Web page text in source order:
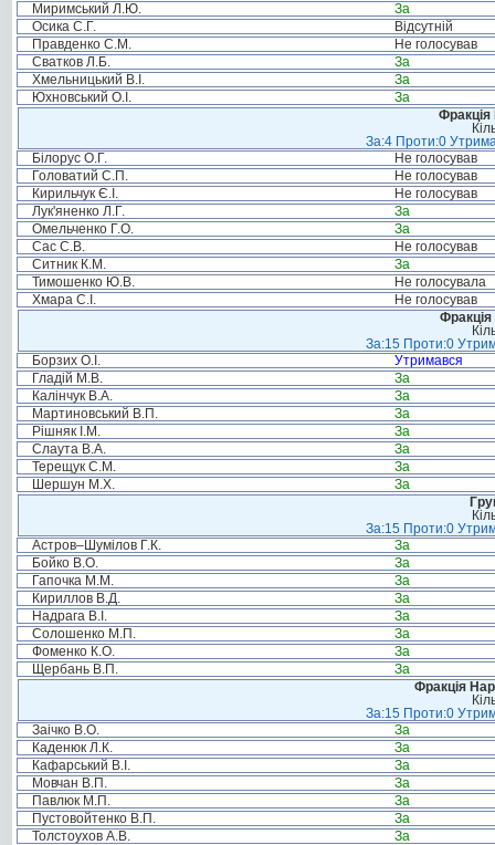
Миримський Л.Ю.
За
Осика С.Г.
Відсутній
Правденко С.М.
Не голосував
Сватков Л.Б.
За
Хмельницький В.І.
За
Юхновський О.І.
За
За:4 Проти:0
Білорус О.Г.
Не голосував
Головатий С.П.
Не голосував
Кирильчук Є.І.
Не голосував
Лук'яненко Л.Г.
За
Омельченко Г.О.
За
Сас С.В.
Не голосував
Ситник К.М.
За
Тимошенко Ю.В.
Не голосувала
Хмара С.І.
Не голосував
Фракція
За:15 Проти:0
Борзих О.І.
Утримався
Гладій М.В.
За
Калінчук В.А.
За
Мартиновський В.П.
За
Рішняк І.М.
За
Слаута В.А.
За
Терещук С.М.
За
Шершун М.Х.
За
За:15 Проти:0
Астров–Шумілов Г.К.
За
Бойко В.О.
За
Гапочка М.М.
За
Кириллов В.Д.
За
Надрага В.І.
За
Солошенко М.П.
За
Фоменко К.О.
За
Щербань В.П.
За
Фракція
За:15 Проти:0
Заічко В.О.
За
Каденюк Л.К.
За
Кафарський В.І.
За
Мовчан В.П.
За
Павлюк М.П.
За
Пустовойтенко В.П.
За
Толстоухов А.В.
За